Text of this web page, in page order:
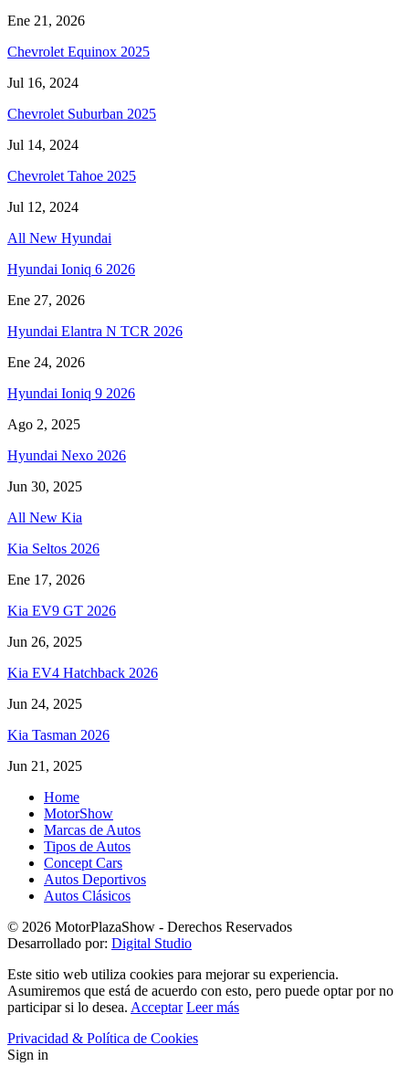
Ene 21, 2026
Chevrolet Equinox 2025
Jul 16, 2024
Chevrolet Suburban 2025
Jul 14, 2024
Chevrolet Tahoe 2025
Jul 12, 2024
All New Hyundai
Hyundai Ioniq 6 2026
Ene 27, 2026
Hyundai Elantra N TCR 2026
Ene 24, 2026
Hyundai Ioniq 9 2026
Ago 2, 2025
Hyundai Nexo 2026
Jun 30, 2025
All New Kia
Kia Seltos 2026
Ene 17, 2026
Kia EV9 GT 2026
Jun 26, 2025
Kia EV4 Hatchback 2026
Jun 24, 2025
Kia Tasman 2026
Jun 21, 2025
Home
MotorShow
Marcas de Autos
Tipos de Autos
Concept Cars
Autos Deportivos
Autos Clásicos
© 2026 MotorPlazaShow - Derechos Reservados
Desarrollado por: Digital Studio
Este sitio web utiliza cookies para mejorar su experiencia.
Asumiremos que está de acuerdo con esto, pero puede optar por no
participar si lo desea. Acceptar Leer más
Privacidad & Política de Cookies
Sign in